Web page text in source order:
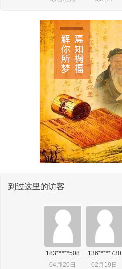
到过这里的访客
183*****508
04月20日
136*****730
02月19日